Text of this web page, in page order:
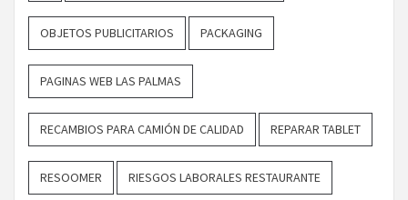
OBJETOS PUBLICITARIOS PACKAGING
PAGINAS WEB LAS PALMAS
RECAMBIOS PARA CAMIÓN DE CALIDAD REPARAR TABLET
RESOOMER RIESGOS LABORALES RESTAURANTE